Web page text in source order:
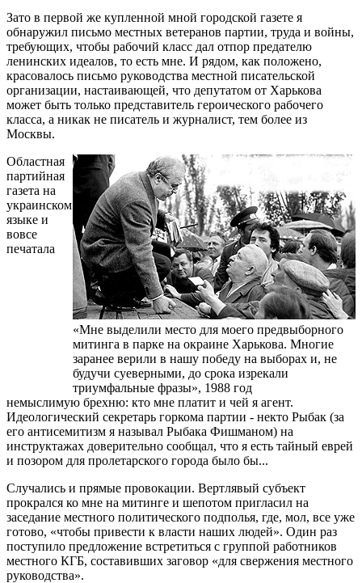
Зато в первой же купленной мной городской газете я
обнаружил письмо местных ветеранов партии, труда и войны,
требующих, чтобы рабочий класс дал отпор предателю
ленинских идеалов, то есть мне. И рядом, как положено,
красовалось письмо руководства местной писательской
организации, настаивающей, что депутатом от Харькова
может быть только представитель героического рабочего
класса, а никак не писатель и журналист, тем более из
Москвы.
«Мне выделили место для моего предвыборного
митинга в парке на окраине Харькова. Многие
заранее верили в нашу победу на выборах и, не
будучи суеверными, до срока изрекали
триумфальные фразы», 1988 год
Областная
партийная
газета на
украинском
языке и
вовсе
печатала
немыслимую брехню: кто мне платит и чей я агент.
Идеологический секретарь горкома партии - некто Рыбак (за
его антисемитизм я называл Рыбака Фишманом) на
инструктажах доверительно сообщал, что я есть тайный еврей
и позором для пролетарского города было бы...
Случались и прямые провокации. Вертлявый субъект
прокрался ко мне на митинге и шепотом пригласил на
заседание местного политического подполья, где, мол, все уже
готово, «чтобы привести к власти наших людей». Один раз
поступило предложение встретиться с группой работников
местного КГБ, составивших заговор «для свержения местного
руководства».